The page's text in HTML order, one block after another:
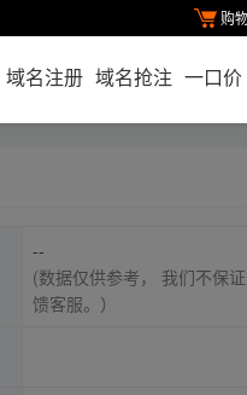
购
域名注册 域名抢注 一口价
--
(数据仅供参考， 我们不保
馈客服。）